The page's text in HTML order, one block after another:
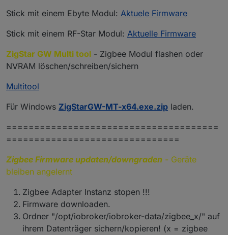
Stick mit einem Ebyte Modul: Aktuele Firmware
Stick mit einem RF-Star Modul: Aktuelle Firmware
ZigStar GW Multi tool - Zigbee Modul flashen oder
NVRAM löschen/schreiben/sichern
Multitool
Für Windows ZigStarGW-MT-x64.exe.zip laden.
======================================
===============================
Zigbee Firmware updaten/downgraden - Geräte
bleiben angelernt
Zigbee Adapter Instanz stopen !!!
Firmware downloaden.
Ordner "/opt/iobroker/iobroker-data/zigbee_x/" auf
ihrem Datenträger sichern/kopieren! (x = zigbee